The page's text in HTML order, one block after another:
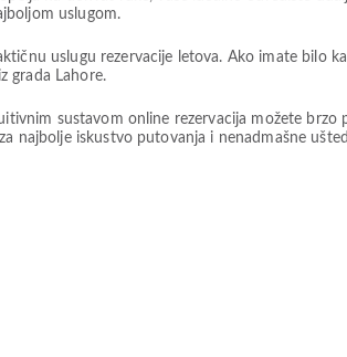
uslugom.
uslugu rezervacije letova. Ako imate bilo
grada Lahore.
sustavom online rezervacija možete brzo
najbolje iskustvo putovanja i nenadmašne